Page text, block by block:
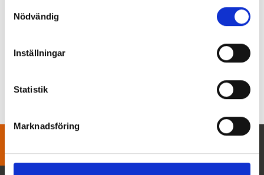
Nödvändig
Inställningar
Statistik
Marknadsföring
»